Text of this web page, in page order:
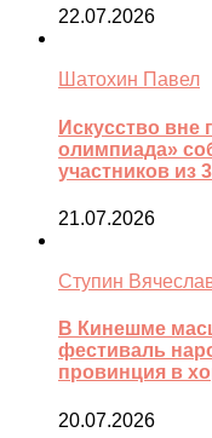
22.07.2026
Шатохин Павел
Искусство вне
олимпиада»
участников из
21.07.2026
Ступин
В Кинешме
фестиваль
провинция в
20.07.2026